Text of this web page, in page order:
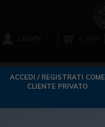
ACCEDI / REGISTRATI COME
CLIENTE PRIVATO